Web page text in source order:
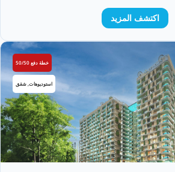
اكتشف المزيد
خطة دفع 50/50
استوديوهات, شقق